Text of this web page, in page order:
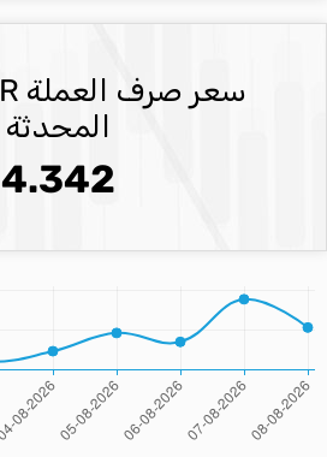
المحدثة
4.342